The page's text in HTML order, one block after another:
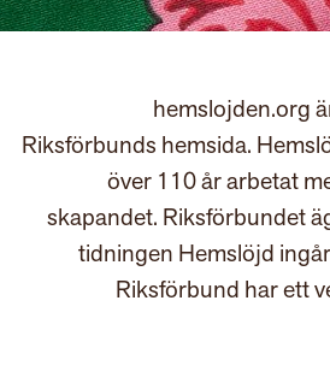
hemslojden.org
Riksförbunds hemsida.
över 110 år arbetat
skapandet. Riksförbundet
tidningen Hemslöjd
Riksförbund har ett